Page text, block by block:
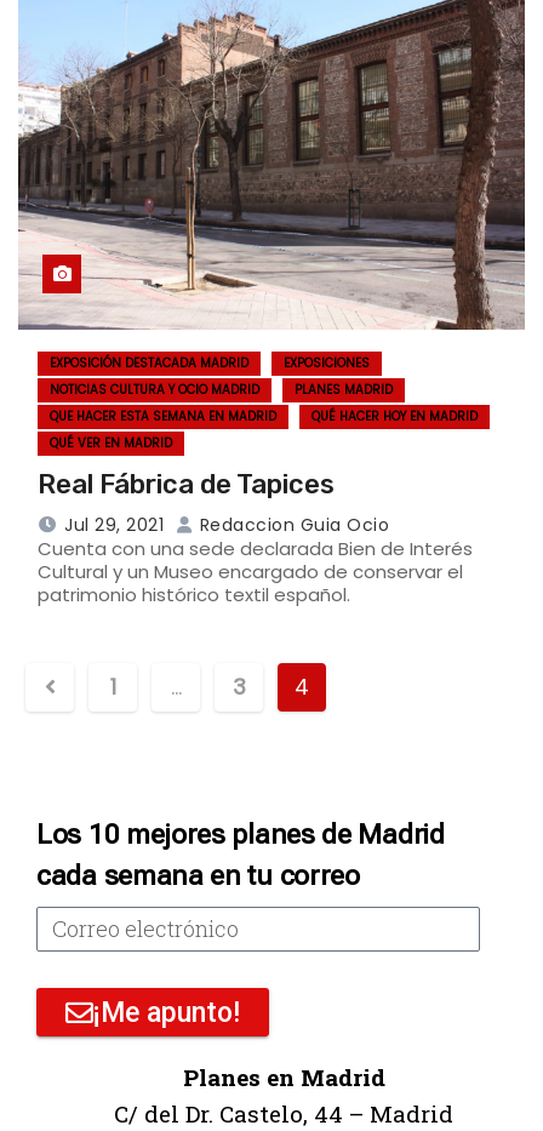
EXPOSICIÓN DESTACADA MADRID
EXPOSICIONES
NOTICIAS CULTURA Y OCIO MADRID
PLANES MADRID
QUE HACER ESTA SEMANA EN MADRID
QUÉ HACER HOY EN MADRID
QUÉ VER EN MADRID
Real Fábrica de Tapices
Jul 29, 2021 Redaccion Guia Ocio
Cuenta con una sede declarada Bien de Interés
Cultural y un Museo encargado de conservar el
patrimonio histórico textil español.
1 … 3 4
Los 10 mejores planes de Madrid
cada semana en tu correo
¡Me apunto!
Planes en Madrid
C/ del Dr. Castelo, 44 – Madrid